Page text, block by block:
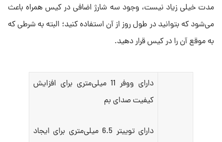
مدت خیلی زیاد نیست، وجود سه شارژ اضافی در کیس همراه باعث
می‌شود که بتوانید در طول روز از آن استفاده کنید؛ البته به شرطی که
به موقع آن را در کیس قرار دهید.
دارای ووفر 11 میلی‌متری برای افزایش
کیفیت صدای بم
دارای توییتر 6.5 میلی‌متری برای ایجاد